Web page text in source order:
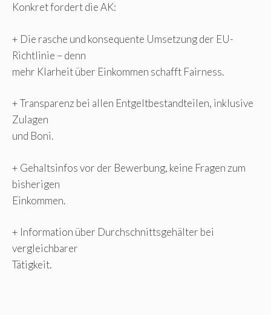
Konkret fordert die AK:
+ Die rasche und konsequente Umsetzung der EU-
Richtlinie – denn
mehr Klarheit über Einkommen schafft Fairness.
+ Transparenz bei allen Entgeltbestandteilen, inklusive
Zulagen
und Boni.
+ Gehaltsinfos vor der Bewerbung, keine Fragen zum
bisherigen
Einkommen.
+ Information über Durchschnittsgehälter bei
vergleichbarer
Tätigkeit.